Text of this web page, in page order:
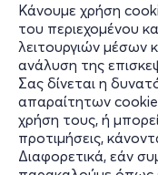
Κάνουμε χρήση
του περιεχομένου
λειτουργιών μέσων
ανάλυση της
Σας δίνεται η
απαραίτητων
χρήση τους, ή
προτιμήσεις,
Διαφορετικά, εάν
Πληροφορίες
Υποστήριξη
Stay Connected